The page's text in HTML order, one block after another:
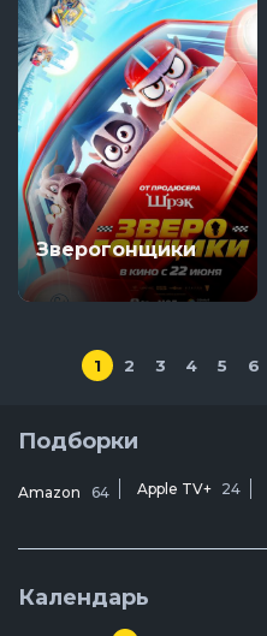
Зверогонщики
1 2 3 4 5 6
Подборки
Amazon 64 Apple TV+ 24
Календарь